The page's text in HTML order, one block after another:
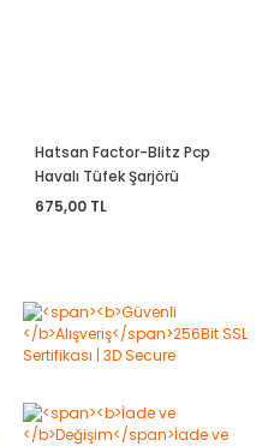
Hatsan Factor-Blitz Pcp
Havalı Tüfek Şarjörü
675,00 TL